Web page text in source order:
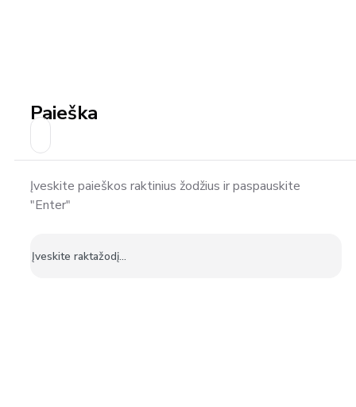
Paieška
Įveskite paieškos raktinius žodžius ir paspauskite
"Enter"